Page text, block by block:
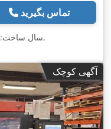
تماس بگیرید
سال ساخت:,
آگهی کوچک